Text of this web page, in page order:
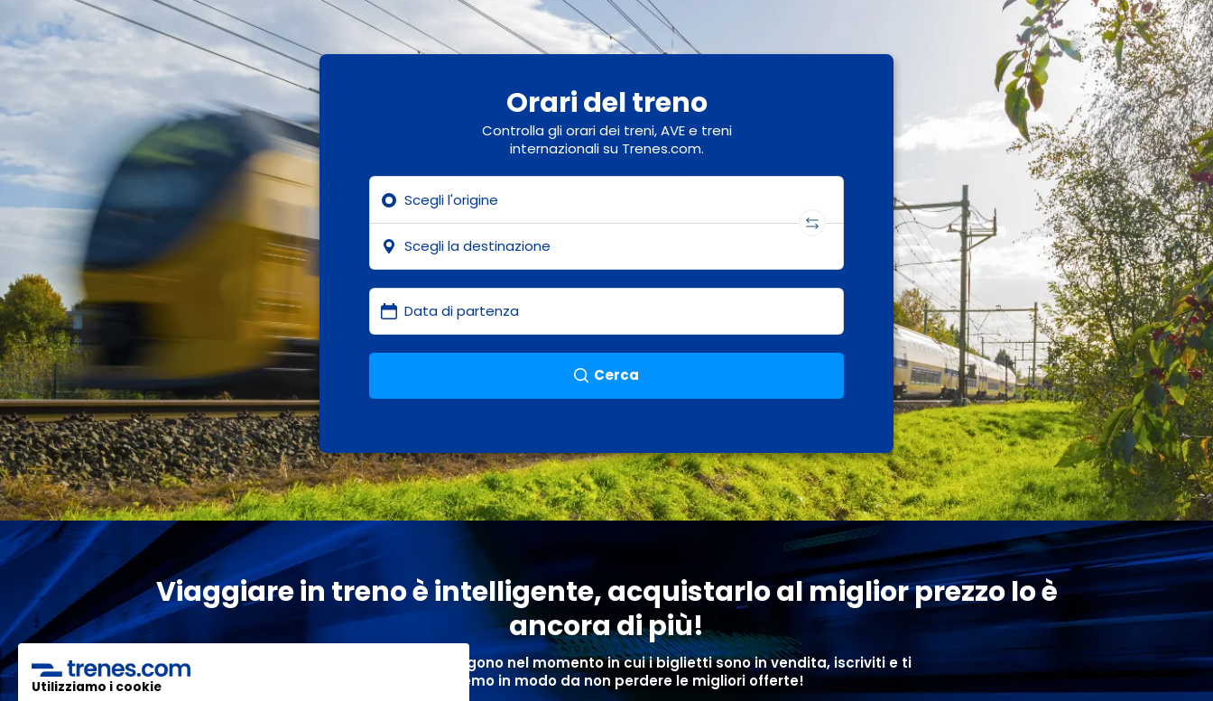
Orari del treno
Controlla gli orari dei treni, AVE e treni
internazionali su Trenes.com.
Cerca
Viaggiare in treno è intelligente, acquistarlo al miglior prezzo lo è
ancora di più!
I migliori prezzi si ottengono nel momento in cui i biglietti sono in vendita, iscriviti e ti
avviseremo in modo da non perdere le migliori offerte!
Utilizziamo i cookie